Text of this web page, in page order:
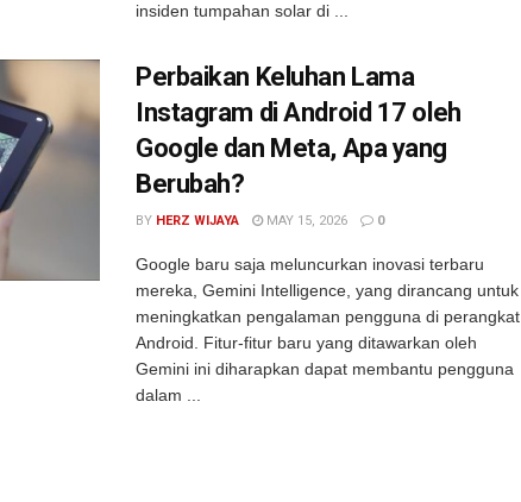
insiden tumpahan solar di ...
Perbaikan Keluhan Lama
Instagram di Android 17 oleh
Google dan Meta, Apa yang
Berubah?
BY HERZ WIJAYA MAY 15, 2026 0
Google baru saja meluncurkan inovasi terbaru
mereka, Gemini Intelligence, yang dirancang untuk
meningkatkan pengalaman pengguna di perangkat
Android. Fitur-fitur baru yang ditawarkan oleh
Gemini ini diharapkan dapat membantu pengguna
dalam ...